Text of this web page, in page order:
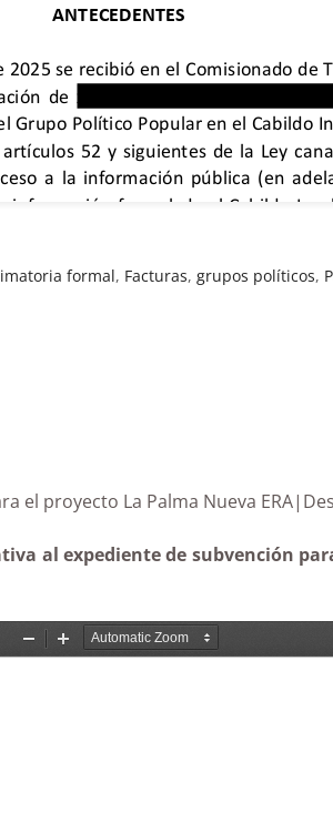
formal, Facturas,grupos políticos,
para el proyecto La Palma Nueva
al expediente de subvención